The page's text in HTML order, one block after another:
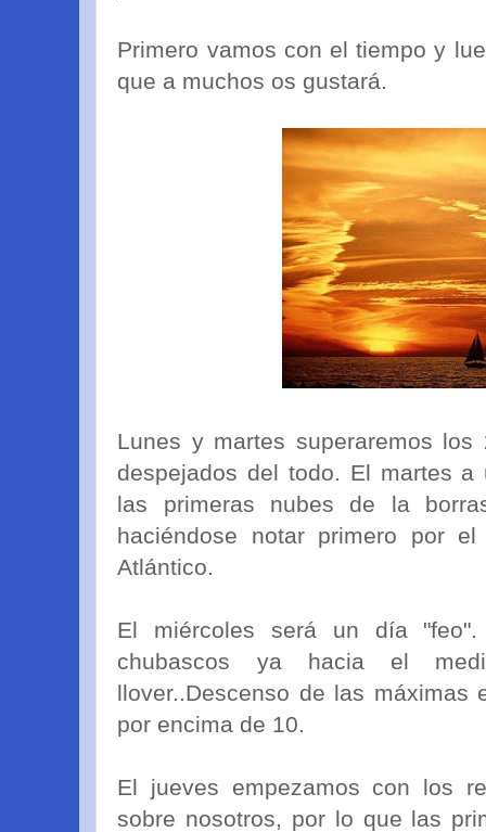
Primero vamos con el tiempo y
que a muchos os gustará.
Lunes y martes superaremos
despejados del todo. El martes
las primeras nubes de la
haciéndose notar primero por
Atlántico.
El miércoles será un día
chubascos ya hacia el
llover..Descenso de las
por encima de 10.
El jueves empezamos con los
sobre nosotros, por lo que las